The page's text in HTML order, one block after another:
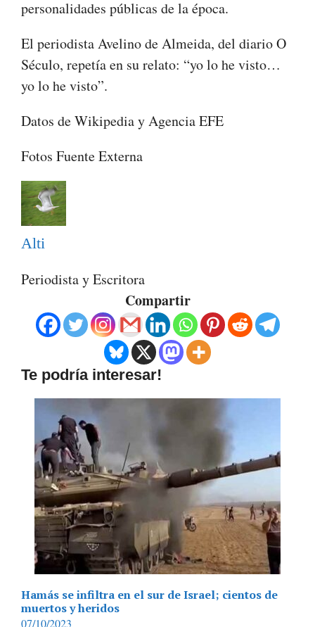
personalidades públicas de la época.
El periodista Avelino de Almeida, del diario O
Século, repetía en su relato: “yo lo he visto…
yo lo he visto”.
Datos de Wikipedia y Agencia EFE
Fotos Fuente Externa
Alti
Periodista y Escritora
Compartir
Te podría interesar!
Hamás se infiltra en el sur de Israel; cientos de
muertos y heridos
07/10/2023